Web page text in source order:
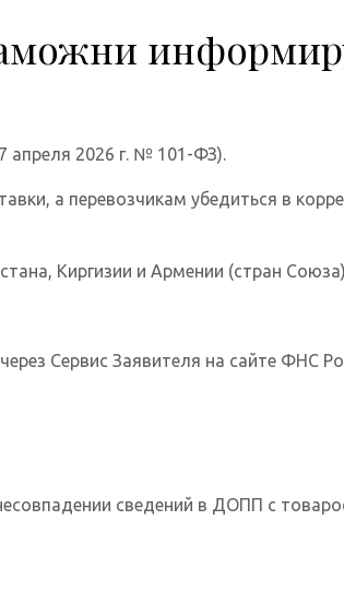
апреля 2026 г. № 101-ФЗ).
а перевозчикам убедиться в
Киргизии и Армении (стран
Сервис Заявителя на сайте ФНС
сведений в ДОПП с